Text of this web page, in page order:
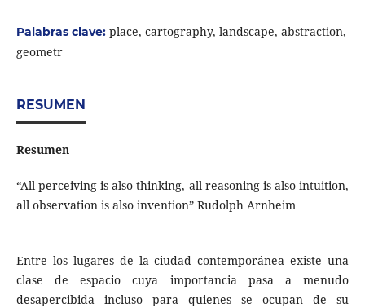
Palabras clave: place, cartography, landscape, abstraction,
geometr
RESUMEN
Resumen
“All perceiving is also thinking, all reasoning is also intuition,
all observation is also invention” Rudolph Arnheim
Entre los lugares de la ciudad contemporánea existe una
clase de espacio cuya importancia pasa a menudo
desapercibida incluso para quienes se ocupan de su